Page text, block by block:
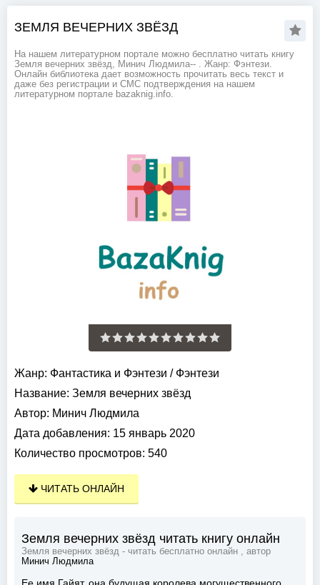
ЗЕМЛЯ ВЕЧЕРНИХ ЗВЁЗД
На нашем литературном портале можно бесплатно читать книгу
Земля вечерних звёзд, Минич Людмила-- . Жанр: Фэнтези.
Онлайн библиотека дает возможность прочитать весь текст и
даже без регистрации и СМС подтверждения на нашем
литературном портале bazaknig.info.
Жанр: Фантастика и Фэнтези / Фэнтези
Название: Земля вечерних звёзд
Автор: Минич Людмила
Дата добавления: 15 январь 2020
Количество просмотров: 540
ЧИТАТЬ ОНЛАЙН
Земля вечерних звёзд читать книгу онлайн
Земля вечерних звёзд - читать бесплатно онлайн , автор
Минич Людмила